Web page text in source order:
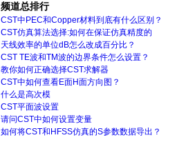
频道总排行
CST中PEC和Copper材料到底有什么区别？
CST仿真算法选择:如何在保证仿真精度的
天线效率的单位dB怎么改成百分比？
CST TE波和TM波的边界条件怎么设置？
教你如何正确选择CST求解器
CST中如何查看E面H面方向图？
什么是高次模
CST平面波设置
请问CST中如何设置变量
如何将CST和HFSS仿真的S参数数据导出？